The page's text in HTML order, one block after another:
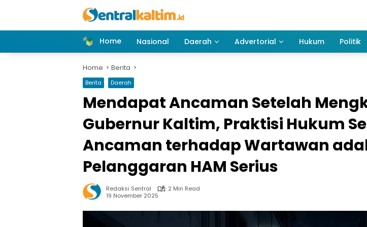
Home
Nasional Daerah Advertorial Hukum Politik
Home Berita
Berita Daerah
Mendapat Ancaman Setelah
Gubernur Kaltim, Praktisi Hukum
Ancaman terhadap Wartawan
Pelanggaran HAM Serius
Redaksi Sentral
2 Min Read
19 November 2025